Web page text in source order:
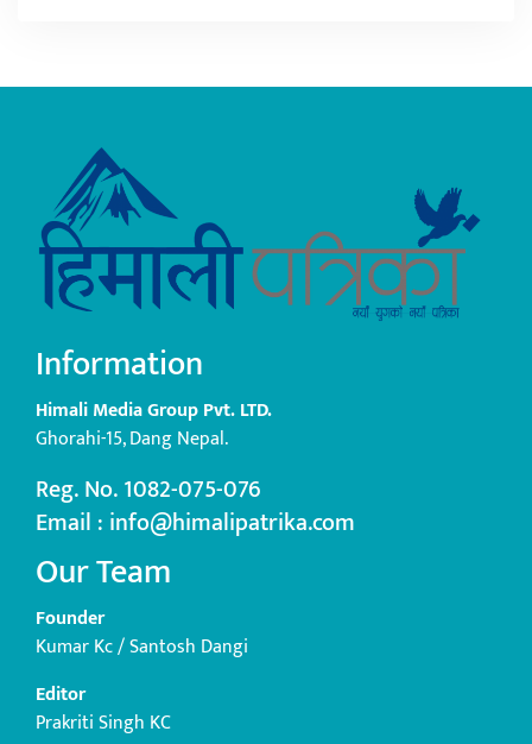
Information
Himali Media Group Pvt. LTD.
Ghorahi-15, Dang Nepal.
Reg. No. 1082-075-076
Email : info@himalipatrika.com
Our Team
Founder
Kumar Kc / Santosh Dangi
Editor
Prakriti Singh KC